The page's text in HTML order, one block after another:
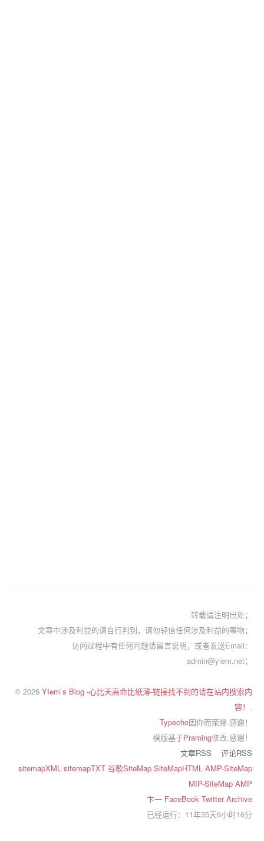
转载请注明出处；
文章中涉及利益的请自行判别，请勿轻信任何涉及利益的事物；
访问过程中有任何问题请留言说明，或者发送Email：
admin@yiem.net；
© 2026 YIem`s Blog -心比天高命比纸薄-链接找不到的请在站内搜索内
容！ .
Typecho因你而荣耀.感谢！
模版基于Praming修改.感谢！
文章RSS
评论RSS
sitemapXML sitemapTXT 谷歌SiteMap SiteMapHTML AMP-SiteMap
MIP-SiteMap AMP
卞一 FaceBook TwitterArchive
已经运行：11年35天6小时16分